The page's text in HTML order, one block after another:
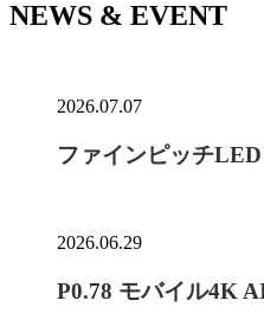
NEWS & EVENT
2026.07.07
ファインピッチ
2026.06.29
P0.78 モバイル4K